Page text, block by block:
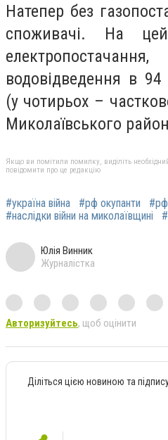
Натепер без
споживачі. На
водовідведення в
(у чотирьох –
Миколаївського
Якщо ви помітили помилку, виділіть
повідомити про це редакцію
#україна війна #рф окупанти
#наслідки війни на миколаївщині
Юлія Винник
Журналістка
Авторизуйтесь, щоб оцінити
Діліться цією новиною та